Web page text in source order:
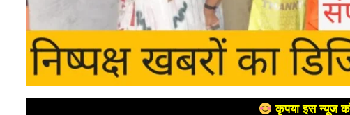
कृपया इस न्यूज